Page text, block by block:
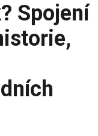
Spojení